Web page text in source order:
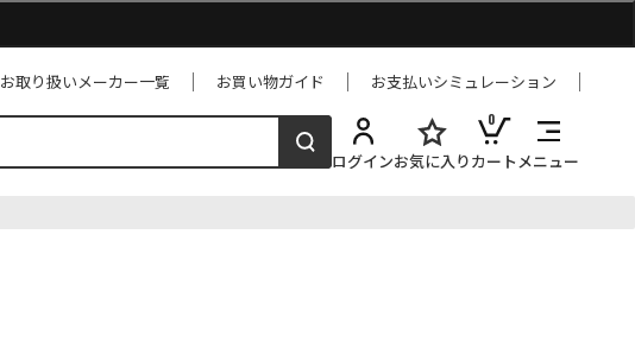
お取り扱いメーカー一覧 お買い物ガイド お支払いシミュレーション
ログインお気に入り
0
カートメニュー